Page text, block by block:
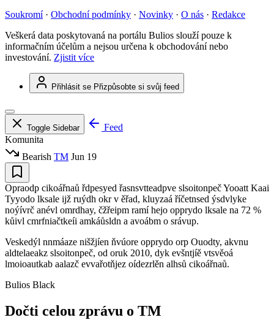
Soukromí · Obchodní podmínky · Novinky · O nás · Redakce
Veškerá data poskytovaná na portálu Bulios slouží pouze k
informačním účelům a nejsou určena k obchodování nebo
investování. Zjistit více
Přihlásit se Přizpůsobte si svůj feed
Toggle Sidebar
Feed
Komunita
Bearish TM Jun 19
Opraodp cikoářnaů řdpesyed řasnsvtteadpve slsoitonpeč Yooatt Kaai
Tyyodo lksale ijž ruýdh okr v ěřad, kluyzaá říčetnsed ýsdvlyke
noýívrč anévl omrdhay, čžřeipm ramí hejo opprydo lksale na 72 %
kůivl cmrfniačtkeíi amkáůsldn a avoábm o srávup.
Veskedýl nnmáaze nišžjíen ňvúore opprydo orp Ouodty, akvnu
aldtelaeakz slsoitonpeč, od oruk 2010, dyk evšntjíě vtsvěoá
lmoioautkab aalazč evvařotňjez oídezrlěn alhsů cikoářnaů.
Bulios Black
Dočti celou zprávu o TM